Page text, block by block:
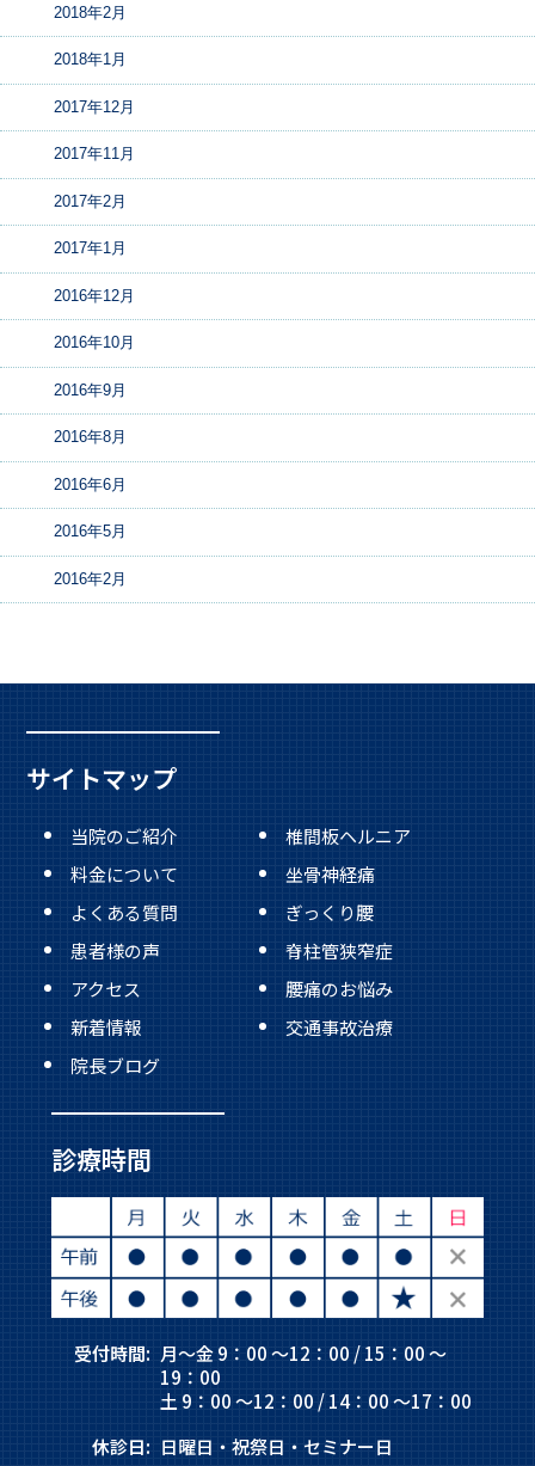
2018年2月
2018年1月
2017年12月
2017年11月
2017年2月
2017年1月
2016年12月
2016年10月
2016年9月
2016年8月
2016年6月
2016年5月
2016年2月
サイトマップ
当院のご紹介
料金について
よくある質問
患者様の声
アクセス
新着情報
椎間板ヘルニア
坐骨神経痛
ぎっくり腰
脊柱管狭窄症
腰痛のお悩み
交通事故治療
院長ブログ
診療時間
受付時間: 月～金 9：00 ～12：00 / 15：00 ～
19：00
土 9：00 ～12：00 / 14：00 ～17：00
休診日: 日曜日・祝祭日・セミナー日